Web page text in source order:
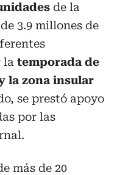
de la
3.9 millones de
la temporada de
la zona insular
se prestó apoyo
por las
más de 20